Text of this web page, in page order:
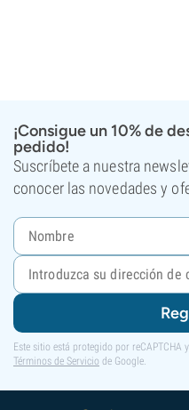
¡Consigue un 10% de
pedido!
Suscríbete a nuestra
conocer las novedades y
Este sitio está protegido por reCAPTCHA
Términos de Servicio de Google.